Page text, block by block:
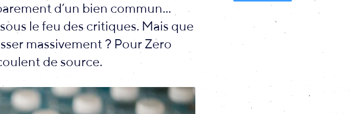
d’un bien commun…
le feu des critiques. Mais que
massivement ? Pour Zero
de source.